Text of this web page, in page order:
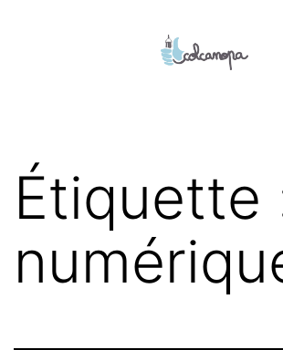
Étiquette